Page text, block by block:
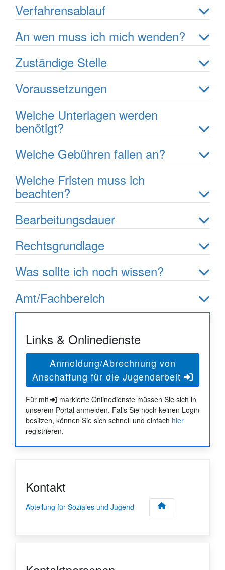
Verfahrensablauf
An wen muss ich mich wenden?
Zuständige Stelle
Voraussetzungen
Welche Unterlagen werden
benötigt?
Welche Gebühren fallen an?
Welche Fristen muss ich
beachten?
Bearbeitungsdauer
Rechtsgrundlage
Was sollte ich noch wissen?
Amt/Fachbereich
Links & Onlinedienste
Anmeldung/Abrechnung von
Anschaffung für die Jugendarbeit
Für mit
markierte Onlinedienste müssen Sie sich in
unserem Portal anmelden. Falls Sie noch keinen Login
besitzen, können Sie sich schnell und einfach hier
registrieren.
Kontakt
Abteilung für Soziales und Jugend